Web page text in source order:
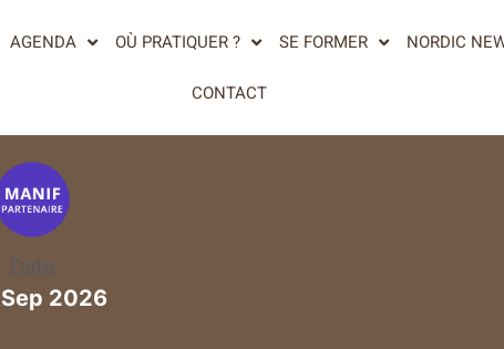
AGENDA OÙ PRATIQUER ? SE FORMER NORDIC
CONTACT
Date
2026